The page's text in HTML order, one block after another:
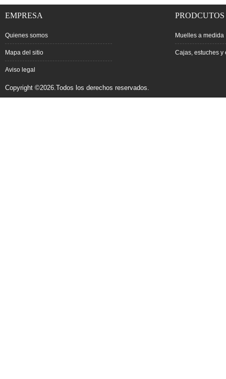
EMPRESA
Quienes somos
Mapa del sitio
Aviso legal
Copyright ©2026.Todos los derechos reservados.
PRODCUTOS
Muelles a medida
Cajas, estuches y